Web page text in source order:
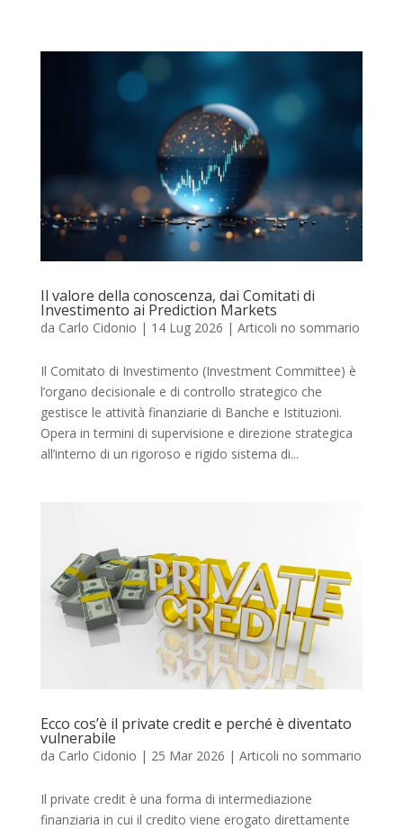
Il valore della conoscenza, dai Comitati di
Investimento ai Prediction Markets
da Carlo Cidonio | 14 Lug 2026 | Articoli no sommario
Il Comitato di Investimento (Investment Committee) è
l’organo decisionale e di controllo strategico che
gestisce le attività finanziarie di Banche e Istituzioni.
Opera in termini di supervisione e direzione strategica
all’interno di un rigoroso e rigido sistema di...
Ecco cos’è il private credit e perché è diventato
vulnerabile
da Carlo Cidonio | 25 Mar 2026 | Articoli no sommario
Il private credit è una forma di intermediazione
finanziaria in cui il credito viene erogato direttamente